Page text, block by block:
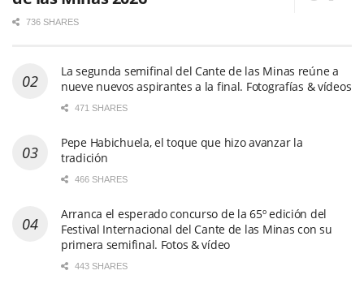
736 SHARES
La segunda semifinal del Cante de las Minas reúne a
nueve nuevos aspirantes a la final. Fotografías & vídeos
471 SHARES
Pepe Habichuela, el toque que hizo avanzar la
tradición
466 SHARES
Arranca el esperado concurso de la 65º edición del
Festival Internacional del Cante de las Minas con su
primera semifinal. Fotos & vídeo
443 SHARES